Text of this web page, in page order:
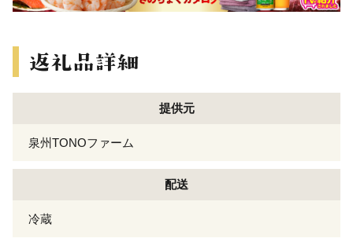
提供元
泉州TONOファーム
配送
冷蔵